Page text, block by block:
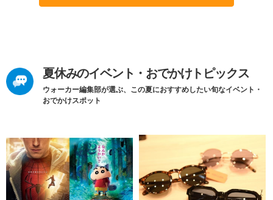
夏休みのイベント・おでかけトピックス
ウォーカー編集部が選ぶ、この夏におすすめしたい旬なイベント・
おでかけスポット